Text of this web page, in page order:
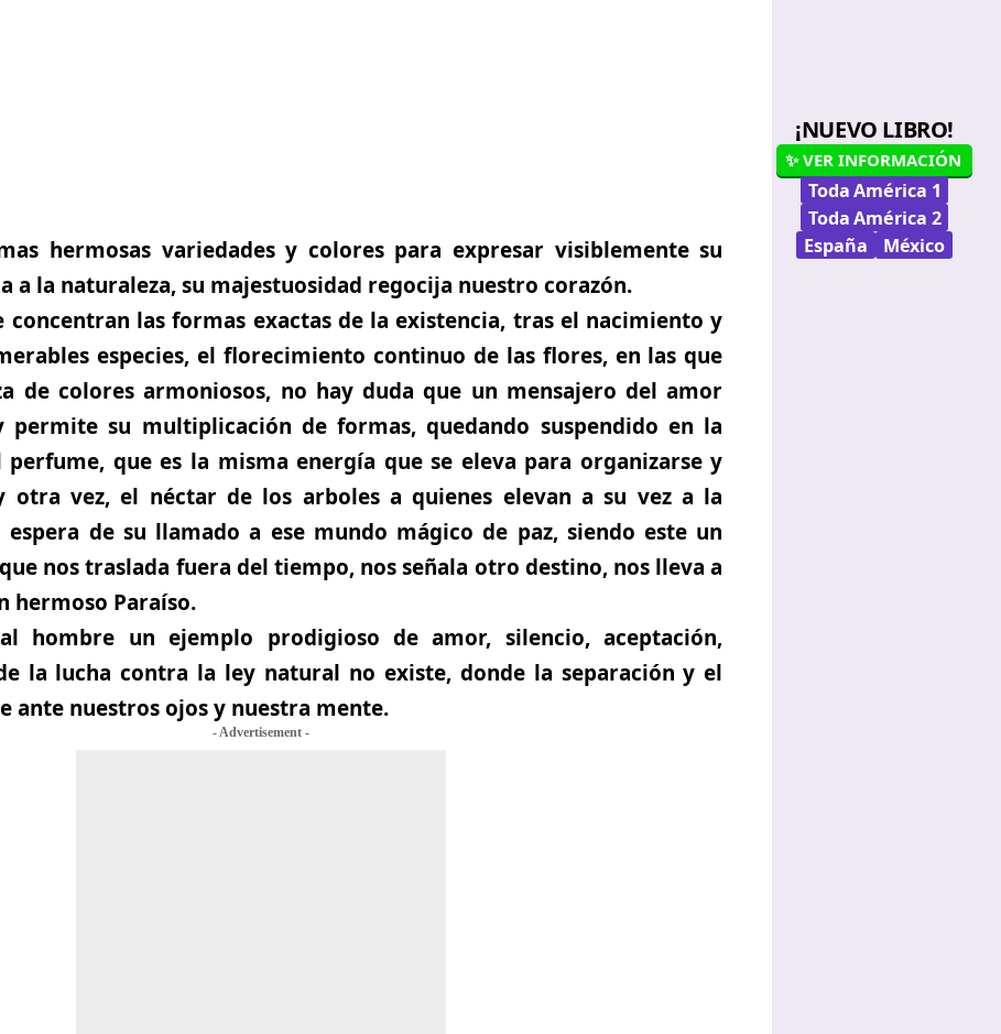
hermosas variedades y colores para expresar visiblemente su
a la naturaleza, su majestuosidad regocija nuestro corazón.
concentran las formas exactas de la existencia, tras el nacimiento y
especies, el florecimiento continuo de las flores, en las que
de colores armoniosos, no hay duda que un mensajero del amor
permite su multiplicación de formas, quedando suspendido en la
que es la misma energía que se eleva para organizarse y
otra vez, el néctar de los arboles a quienes elevan a su vez a la
espera de su llamado a ese mundo mágico de paz, siendo este un
nos traslada fuera del tiempo, nos señala otro destino, nos lleva a
hermoso Paraíso.
hombre un ejemplo prodigioso de amor, silencio, aceptación,
la lucha contra la ley natural no existe, donde la separación y el
ante nuestros ojos y nuestra mente.
- Advertisement -
¡NUEVO LIBRO!
✨ VER INFORMACIÓN
Toda América 1
Toda América 2
España
México